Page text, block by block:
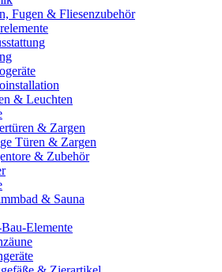
Fugen & Fliesenzubehör
& Leuchten
& Zargen
Türen & Zargen
& Zubehör
& Sauna
Elemente